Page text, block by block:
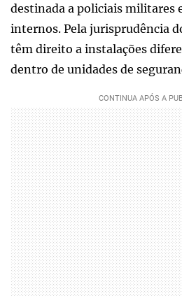
destinada a policiais militares
internos. Pela jurisprudência
têm direito a instalações
dentro de unidades de